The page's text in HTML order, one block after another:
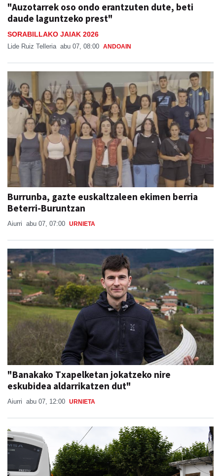
"Auzotarrek oso ondo erantzuten dute, beti
daude laguntzeko prest"
SORABILLAKO JAIAK 2026
Lide Ruiz Telleria abu 07, 08:00 ANDOAIN
Burrunba, gazte euskaltzaleen ekimen berria
Beterri-Buruntzan
Aiurri abu 07, 07:00 URNIETA
"Banakako Txapelketan jokatzeko nire
eskubidea aldarrikatzen dut"
Aiurri abu 07, 12:00 URNIETA